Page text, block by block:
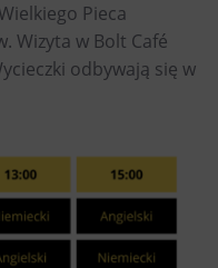
Pieca
Wizyta w Bolt Café
odbywają się w